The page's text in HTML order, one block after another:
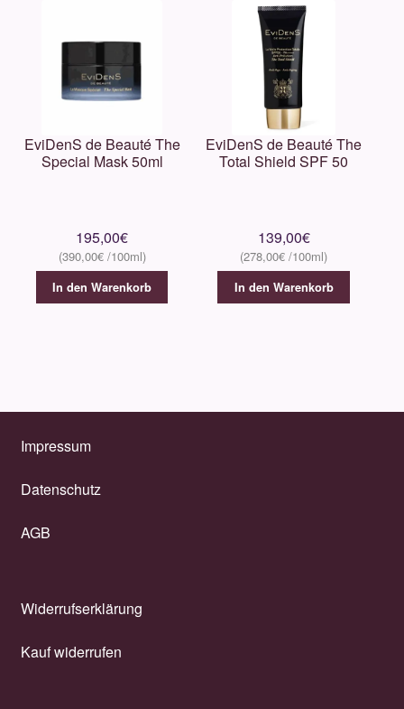
EviDenS de Beauté The
Special Mask 50ml
195,00€
390,00€
In den Warenkorb
EviDenS de Beauté The
Total Shield SPF 50
139,00€
278,00€
In den Warenkorb
Impressum
Datenschutz
AGB
Widerrufserklärung
Kauf widerrufen